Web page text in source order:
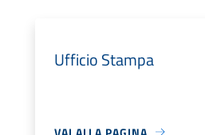
Ufficio Stampa